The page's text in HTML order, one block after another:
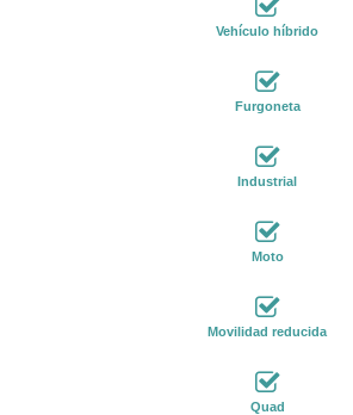
Vehículo híbrido
Furgoneta
Industrial
Moto
Movilidad reducida
Quad